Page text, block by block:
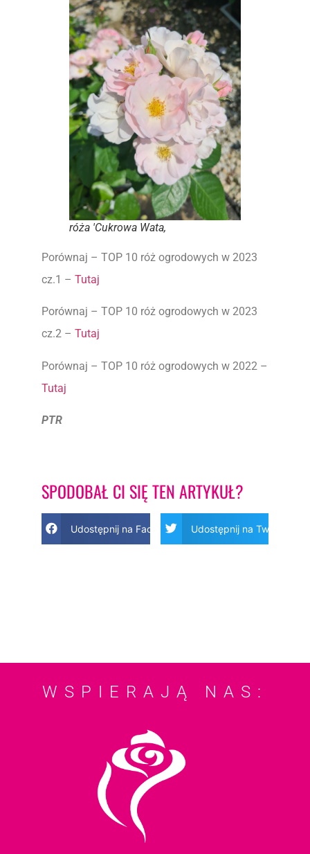
róża 'Cukrowa Wata,
Porównaj – TOP 10 róż ogrodowych w 2023
cz.1 – Tutaj
Porównaj – TOP 10 róż ogrodowych w 2023
cz.2 – Tutaj
Porównaj – TOP 10 róż ogrodowych w 2022 –
Tutaj
PTR
SPODOBAŁ CI SIĘ TEN ARTYKUŁ?
Udostępnij na Facebook Udostępnij na Twitter
WSPIERAJĄ NAS: